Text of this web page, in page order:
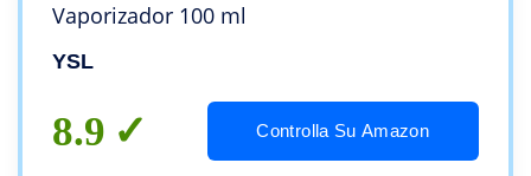
Vaporizador 100 ml
YSL
8.9 Controlla Su Amazon